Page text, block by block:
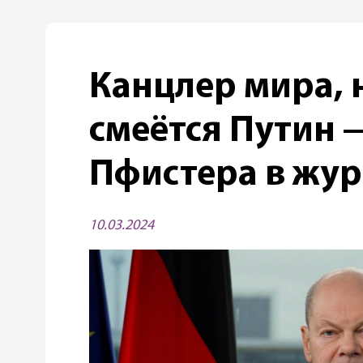
Канцлер мира,
смеётся Путин
Пфистера в
10.03.2024